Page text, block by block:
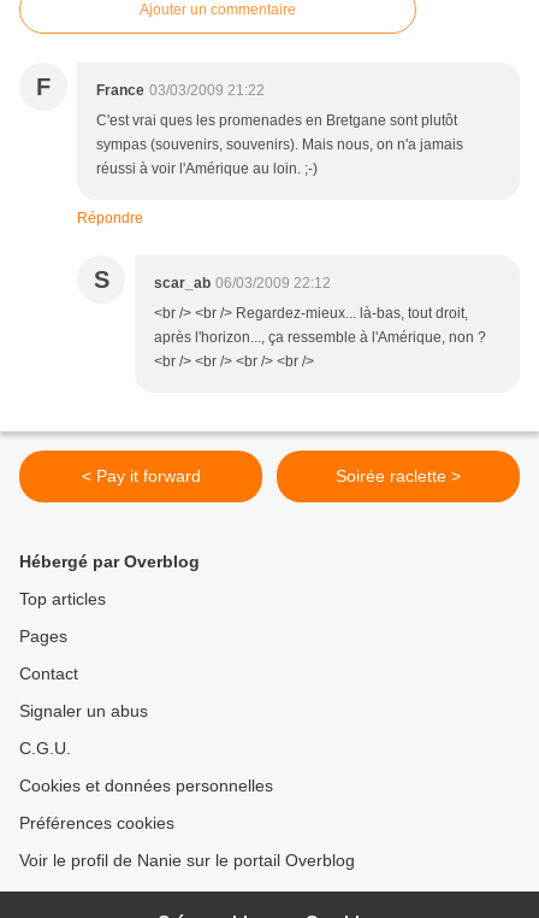
Ajouter un commentaire
F France 03/03/2009 21:22
C'est vrai ques les promenades en Bretgane sont plutôt
sympas (souvenirs, souvenirs). Mais nous, on n'a jamais
réussi à voir l'Amérique au loin. ;-)
Répondre
S scar_ab 06/03/2009 22:12
<br /> <br /> Regardez-mieux... là-bas, tout droit,
après l'horizon..., ça ressemble à l'Amérique, non ?
<br /> <br /> <br /> <br />
< Pay it forward Soirée raclette >
Hébergé par Overblog
Top articles
Pages
Contact
Signaler un abus
C.G.U.
Cookies et données personnelles
Préférences cookies
Voir le profil de Nanie sur le portail Overblog